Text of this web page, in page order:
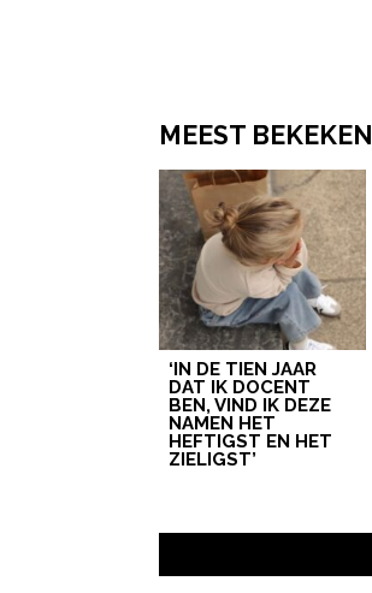
MEEST BEKEKEN
‘IN DE TIEN JAAR
DAT IK DOCENT
BEN, VIND IK DEZE
NAMEN HET
HEFTIGST EN HET
ZIELIGST’